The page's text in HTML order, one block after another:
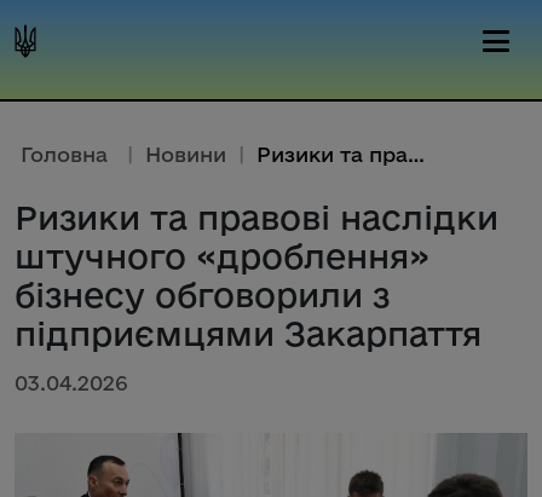
Головна | Новини | Ризики та правові наслідки шту...
Ризики та правові наслідки
штучного «дроблення»
бізнесу обговорили з
підприємцями Закарпаття
03.04.2026